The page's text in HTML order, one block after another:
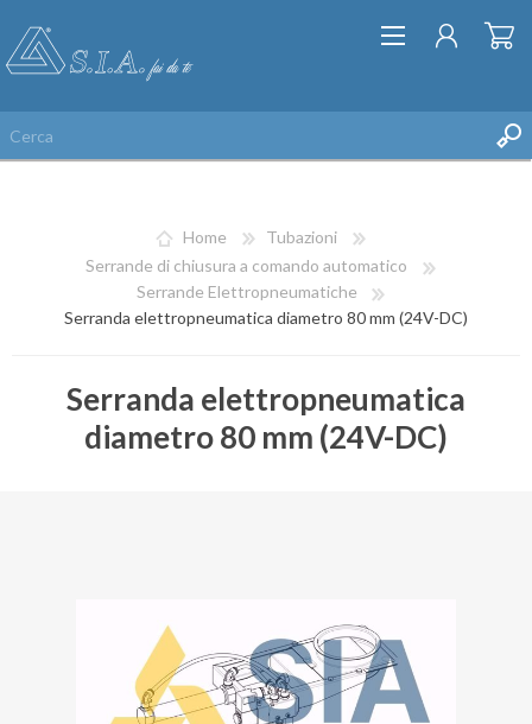
ACCESSO
Home
Tubazioni
Serrande di chiusura a comando automatico
Serrande Elettropneumatiche
Serranda elettropneumatica diametro 80 mm (24V-DC)
Serranda elettropneumatica
diametro 80 mm (24V-DC)